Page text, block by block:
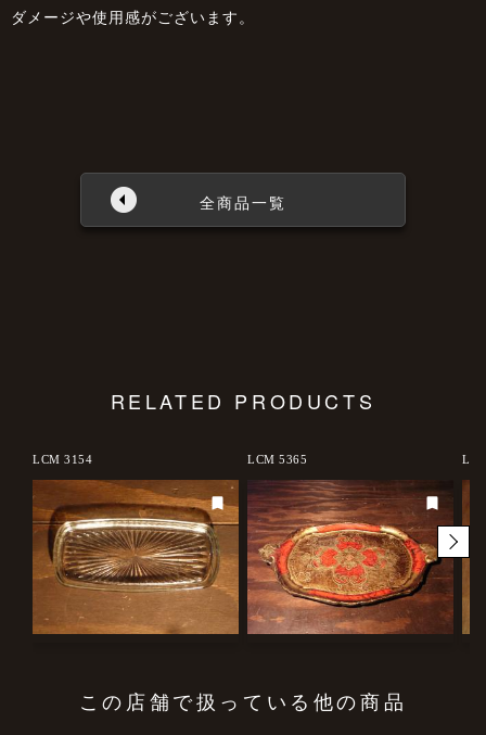
ダメージや使用感がございます。
全商品一覧
RELATED PRODUCTS
LCM 3154 LCM 5365
この店舗で扱っている他の商品